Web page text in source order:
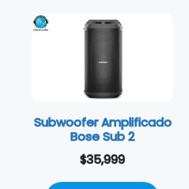
Subwoofer Amplificado
Bose Sub 2
$35,999